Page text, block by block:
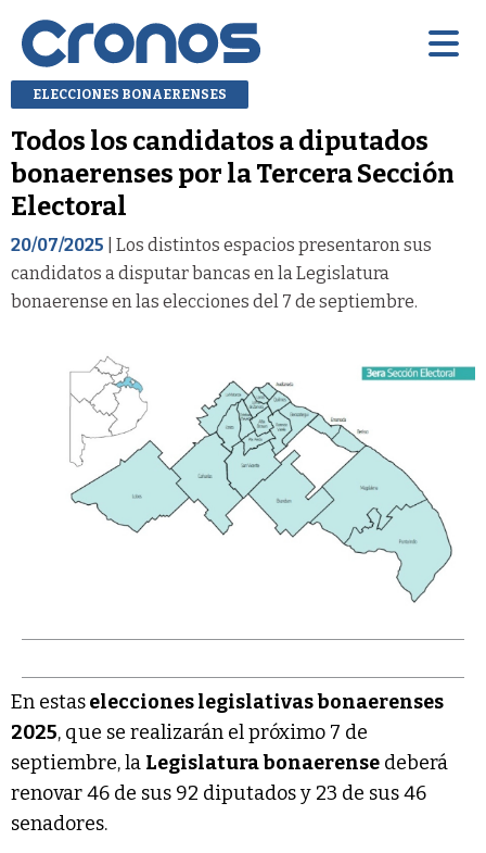
ELECCIONES BONAERENSES
Todos los candidatos a diputados
bonaerenses por la Tercera Sección
Electoral
20/07/2025 | Los distintos espacios presentaron sus
candidatos a disputar bancas en la Legislatura
bonaerense en las elecciones del 7 de septiembre.
En estaselecciones legislativas bonaerenses
2025, que se realizarán el próximo 7 de
septiembre, la Legislatura bonaerense deberá
renovar 46 de sus 92 diputados y 23 de sus 46
senadores.